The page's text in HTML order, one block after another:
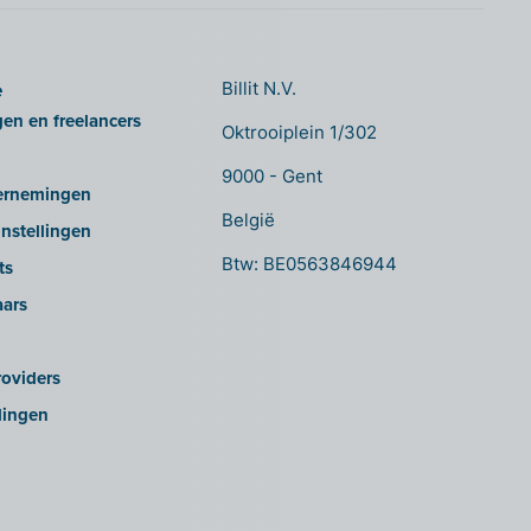
en freelancers
Billit N.V.
Oktrooiplein 1/302
9000 - Gent
België
Btw: BE0563846944